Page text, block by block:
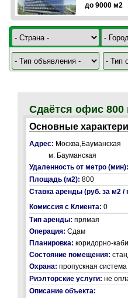
до 9000 м2
Сдаётся офис 800
Основные
Адрес: Москва,Бауманская
м. Бауманская
Удаленность от метро (мин):
Площадь (м2): 800
Ставка аренды (руб. за м2 /
Комиссия с Клиента: 0
Тип аренды: прямая
Операция: Сдам
Планировка: коридорно-
Состояние помещения:
Охрана: пропускная система
Риэлторские услуги: не
Описание объекта: